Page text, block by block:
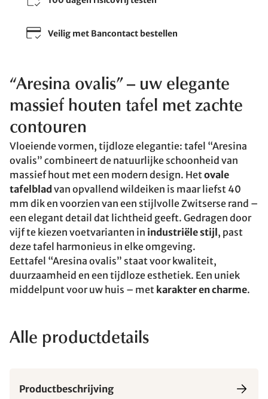
Veilig met Bancontact bestellen
“Aresina ovalis” – uw elegante
massief houten tafel met zachte
contouren
Vloeiende vormen, tijdloze elegantie: tafel “Aresina
ovalis” combineert de natuurlijke schoonheid van
massief hout met een modern design. Hetovale
tafelblad van opvallend wildeiken is maar liefst 40
mm dik en voorzien van een stijlvolle Zwitserse rand –
een elegant detail dat lichtheid geeft. Gedragen door
vijf te kiezen voetvarianten in industriële stijl , past
deze tafel harmonieus in elke omgeving.
Eettafel “Aresina ovalis” staat voor kwaliteit,
duurzaamheid en een tijdloze esthetiek. Een uniek
middelpunt voor uw huis – met karakter en charme.
Alle productdetails
Productbeschrijving